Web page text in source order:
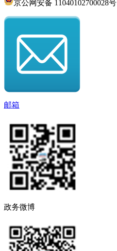
京公网安备 11040102700028号
邮箱
政务微博